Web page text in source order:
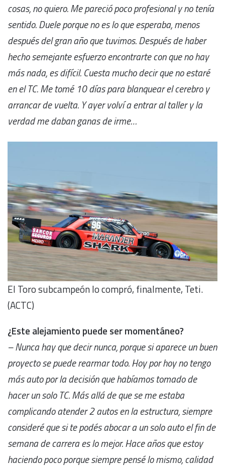
cosas, no quiero. Me pareció poco profesional y no tenía
sentido. Duele porque no es lo que esperaba, menos
después del gran año que tuvimos. Después de haber
hecho semejante esfuerzo encontrarte con que no hay
más nada, es difícil. Cuesta mucho decir que no estaré
en el TC. Me tomé 10 días para blanquear el cerebro y
arrancar de vuelta. Y ayer volví a entrar al taller y la
verdad me daban ganas de irme…
El Toro subcampeón lo compró, finalmente, Teti.
(ACTC)
¿Este alejamiento puede ser momentáneo?
– Nunca hay que decir nunca, porque si aparece un buen
proyecto se puede rearmar todo. Hoy por hoy no tengo
más auto por la decisión que habíamos tomado de
hacer un solo TC. Más allá de que se me estaba
complicando atender 2 autos en la estructura, siempre
consideré que si te podés abocar a un solo auto el fin de
semana de carrera es lo mejor. Hace años que estoy
haciendo poco porque siempre pensé lo mismo, calidad